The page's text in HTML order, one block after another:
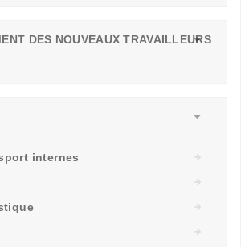
DES NOUVEAUX TRAVAILLEURS
internes